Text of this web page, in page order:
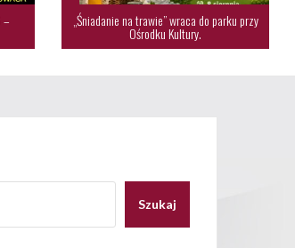
– „Śniadanie na trawie” wraca do parku przy
Ośrodku Kultury.
Szukaj